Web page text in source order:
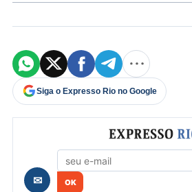
Siga o Expresso Rio no Google
Formulário de cadastro
✉